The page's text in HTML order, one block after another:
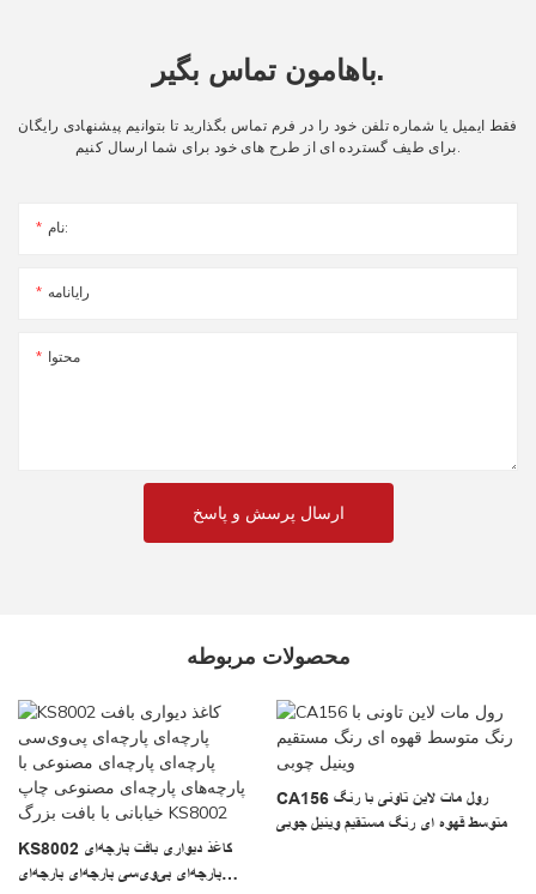
باهامون تماس بگير.
فقط ایمیل یا شماره تلفن خود را در فرم تماس بگذارید تا بتوانیم پیشنهادی رایگان
نام:
رایانامه
محتوا
ارسال پرسش و پاسخ
محصولات مربوطه
KS8002 کاغذ دیواری بافت پارچه‌ای
پارچه‌ای پی‌وی‌سی پارچه‌ای پارچه‌ای
CA156 رول مات لاین تاونی با رنگ
متوسط ​​قهوه ای رنگ مستقیم وینیل چوبی